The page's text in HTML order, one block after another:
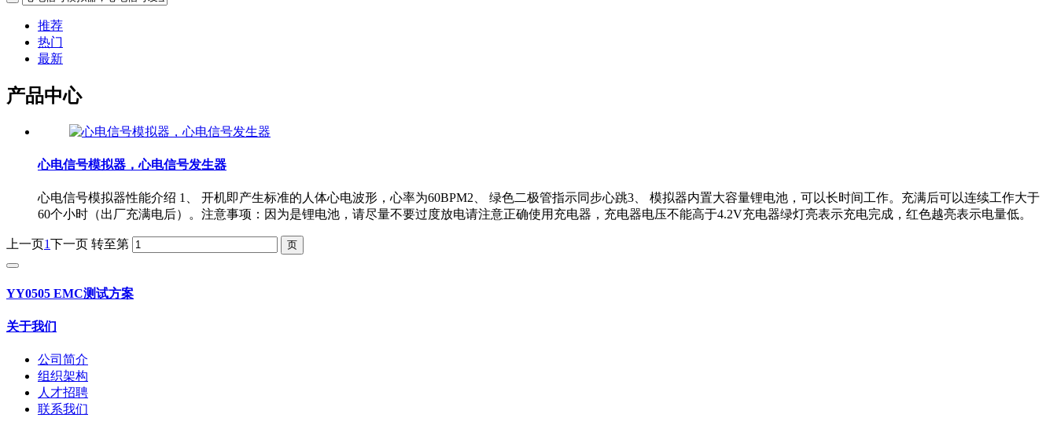
推荐
热门
最新
产品中心
心电信号模拟器，心电信号发生器
心电信号模拟器性能介绍 1、 开机即产生标准的人体心电波形，心率为60BPM2、 绿色二极管指示同步心跳3、 模拟器内置大容量锂电池，可以长时间工作。充满后可以连续工作大于
60个小时（出厂充满电后）。注意事项：因为是锂电池，请尽量不要过度放电请注意正确使用充电器，充电器电压不能高于4.2V充电器绿灯亮表示充电完成，红色越亮表示电量低。
上一页1下一页 转至第
YY0505 EMC测试方案
关于我们
公司简介
组织架构
人才招聘
联系我们